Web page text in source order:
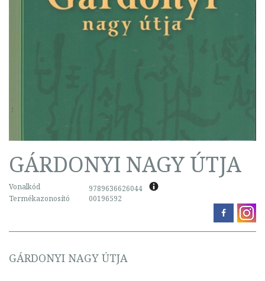
GÁRDONYI NAGY ÚTJA
Vonalkód
9789636626044
Termékazonosító
00196592
GÁRDONYI NAGY ÚTJA